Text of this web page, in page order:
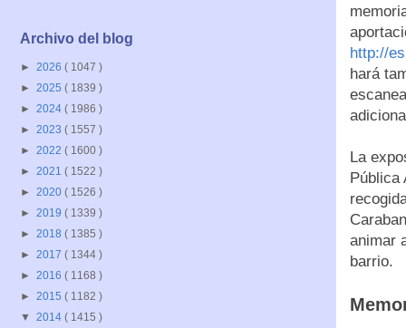
http://
hará
La
Pública
animar
barrio.
Archivo del blog
► 2026 ( 1047 )
► 2025 ( 1839 )
► 2024 ( 1986 )
► 2023 ( 1557 )
► 2022 ( 1600 )
► 2021 ( 1522 )
► 2020 ( 1526 )
► 2019 ( 1339 )
► 2018 ( 1385 )
► 2017 ( 1344 )
► 2016 ( 1168 )
► 2015 ( 1182 )
▼ 2014 ( 1415 )